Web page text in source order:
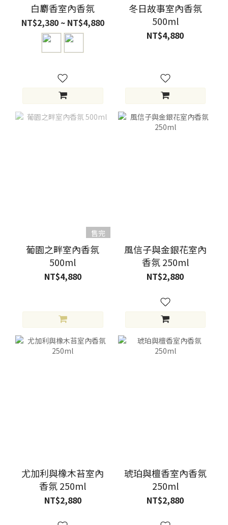
白麝香室內香氛
NT$2,380 ~ NT$4,880
冬日故事室內香氛
500ml
NT$4,880
售完
葡園之畔室內香氛
500ml
NT$4,880
風信子與金銀花室內
香氛 250ml
NT$2,880
尤加利與橡木苔室內
香氛 250ml
NT$2,880
琥珀與檀香室內香氛
250ml
NT$2,880